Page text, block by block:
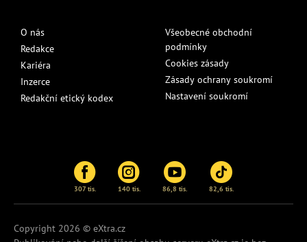
O nás
Redakce
Kariéra
Inzerce
Redakční etický kodex
Všeobecné obchodní
podmínky
Cookies zásady
Zásady ochrany soukromí
Nastavení soukromí
307 tis. 140 tis. 86,8 tis. 82,6 tis.
Copyright 2026 © eXtra.cz